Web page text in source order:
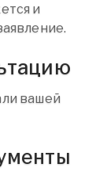
и
вашей